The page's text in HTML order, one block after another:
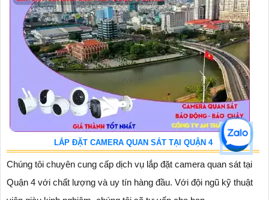
LẮP ĐẶT CAMERA QUAN SÁT TẠI QUẬN 4
Chúng tôi chuyên cung cấp dịch vụ lắp đặt camera quan sát tại
Quận 4 với chất lượng và uy tín hàng đầu. Với đội ngũ kỹ thuật